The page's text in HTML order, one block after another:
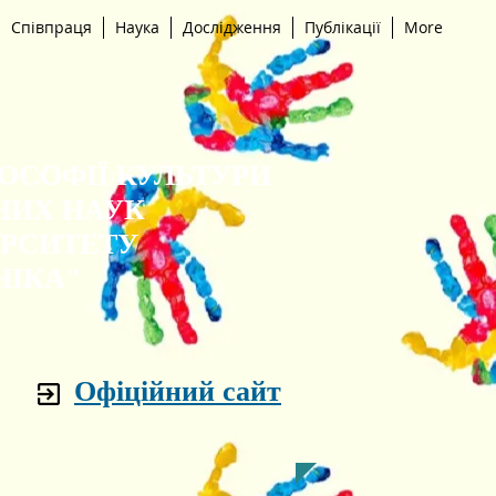
Співпраця Наука Дослідження Публікації More
КУЛЬТУРИ
НАУК
Офіційний сайт